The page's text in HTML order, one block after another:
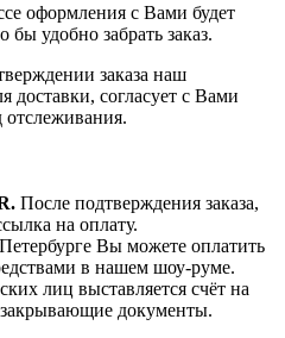
оформления с Вами будет
бы удобно забрать заказ.
заказа наш
доставки, согласует с Вами
отслеживания.
После подтверждения заказа,
на оплату.
Вы можете оплатить
в нашем шоу-руме.
лиц выставляется счёт на
документы.